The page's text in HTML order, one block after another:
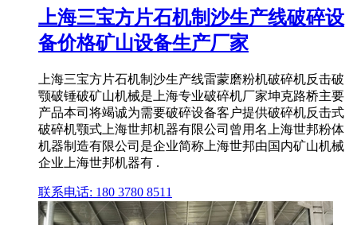
上海三宝方片石机制沙生产线破碎设
备价格矿山设备生产厂家
上海三宝方片石机制沙生产线雷蒙磨粉机破碎机反击破
颚破锤破矿山机械是上海专业破碎机厂家坤克路桥主要
产品本司将竭诚为需要破碎设备客户提供破碎机反击式
破碎机颚式上海世邦机器有限公司曾用名上海世邦粉体
机器制造有限公司是企业简称上海世邦由国内矿山机械
企业上海世邦机器有 .
联系电话: 180 3780 8511